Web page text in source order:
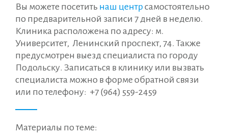
Вы можете посетить наш центрсамостоятельно
по предварительной записи 7 дней в неделю.
Клиника расположена по адресу: м.
Университет, Ленинский проспект, 74. Также
предусмотрен выезд специалиста по городу
Подольску. Записаться в клинику или вызвать
специалиста можно в форме обратной связи
или по телефону: +7 (964) 559-2459
Материалы по теме: